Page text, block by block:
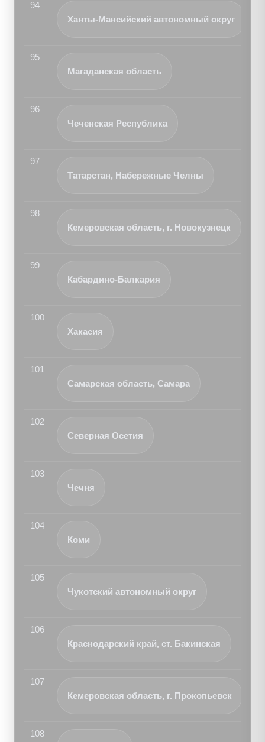
94
Ханты-Мансийский автономный округ
95
Магаданская область
96
Чеченская Республика
97
Татарстан, Набережные Челны
98
Кемеровская область, г. Новокузнецк
99
Кабардино-Балкария
100
Хакасия
101
Самарская область, Самара
102
Северная Осетия
103
Чечня
104
Коми
105
Чукотский автономный округ
106
Краснодарский край, ст. Бакинская
107
Кемеровская область, г. Прокопьевск
108